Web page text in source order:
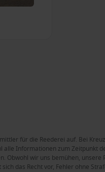
für die Reederei auf. Bei
Informationen zum Zeitpunkt
wir uns bemühen,
das Recht vor, Fehler ohne